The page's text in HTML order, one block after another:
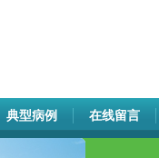
典型病例 在线留言